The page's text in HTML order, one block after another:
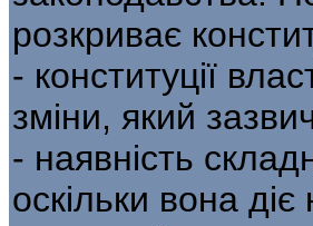
розкриває
- конституції
зміни, який
- наявність
оскільки вона діє